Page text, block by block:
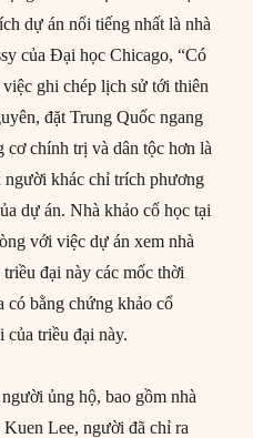
dự án nổi tiếng nhất là nhà
của Đại học Chicago, “Có
ghi chép lịch sử tới thiên
đặt Trung Quốc ngang
chính trị và dân tộc hơn là
người khác chỉ trích phương
dự án. Nhà khảo cổ học tại
với việc dự án xem nhà
đại này các mốc thời
có bằng chứng khảo cổ
của triều đại này.
ủng hộ, bao gồm nhà
Lee, người đã chỉ ra